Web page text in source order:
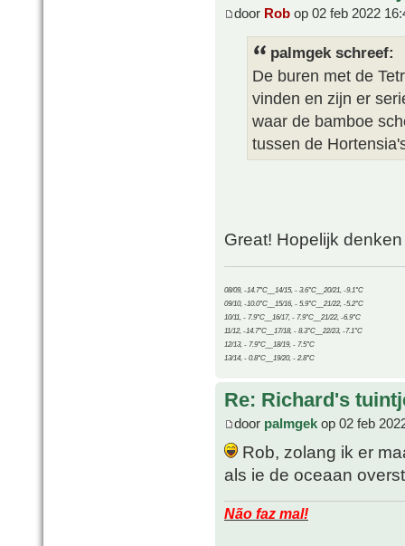
door Rob op 02 feb 2022
palmgek schreef:
De buren met de
vinden en zijn er
waar de bamboe
tussen de
Great! Hopelijk
08/09, -14.7°C__14/15, - 3.6°C__20/21, -9.1°C
09/10, -10.0°C__15/16, - 5.9°C__21/22, -5.2°C
10/11, - 7.9°C__16/17, - 7.9°C__21/22, -6.9°C
11/12, -14.7°C__17/18, - 8.3°C__22/23, -7.1°C
12/13, - 7.9°C__18/19, - 7.5°C
13/14, - 0.8°C__19/20, - 2.8°C
Re: Richard's
door palmgek op 02 feb
Rob, zolang ik er
als ie de oceaan
Não faz mal!